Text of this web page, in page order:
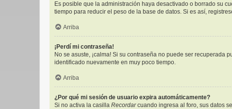
Es posible que la administración haya desactivado o borrado su
tiempo para reducir el peso de la base de datos. Si es así,
Arriba
¡Perdí mi contraseña!
No se asuste, ¡calma! Si su contraseña no puede ser
identificado nuevamente en muy poco tiempo.
Arriba
¿Por qué mi sesión de usuario expira automáticamente?
Si no activa la casilla Recordarcuando ingresa al foro, sus datos